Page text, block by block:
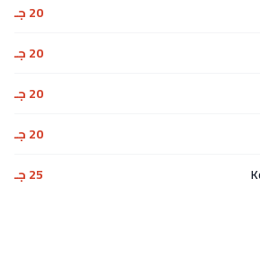
20 جـ
20 جـ
20 جـ
20 جـ
25 جـ